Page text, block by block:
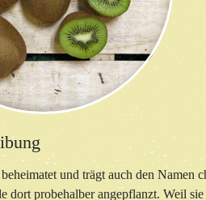
und trägt auch den Namen
dort probehalber angepflanzt. Weil